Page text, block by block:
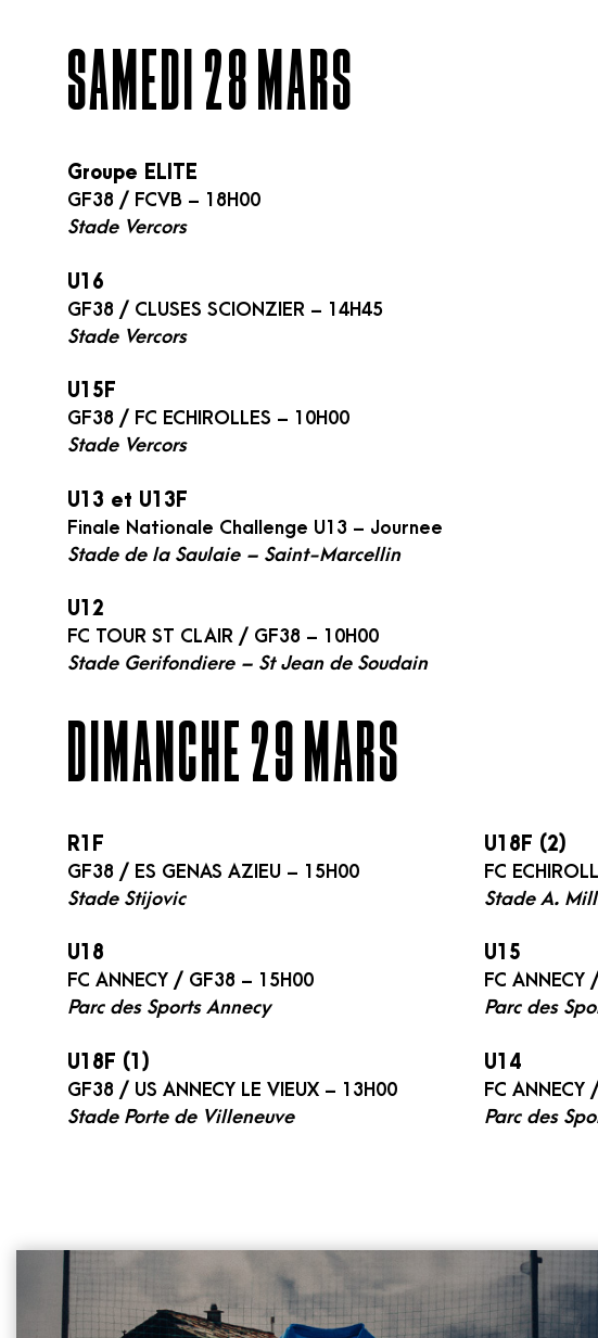
SAMEDI 28 MARS
Groupe ELITE
GF38 / FCVB – 18H00
Stade Vercors
U16
GF38 / CLUSES SCIONZIER – 14H45
Stade Vercors
U15F
GF38 / FC ECHIROLLES – 10H00
Stade Vercors
U13 et U13F
Finale Nationale Challenge U13 – Journee
Stade de la Saulaie – Saint-Marcellin
U12
FC TOUR ST CLAIR / GF38 – 10H00
Stade Gerifondiere – St Jean de Soudain
DIMANCHE 29 MARS
R1F
GF38 / ES GENAS AZIEU – 15H00
Stade Stijovic
U18
FC ANNECY / GF38 – 15H00
Parc des Sports Annecy
U18F (1)
GF38 / US ANNECY LE VIEUX – 13H00
Stade Porte de Villeneuve
U18F (2)
FC
Stade A.
U15
FC
Parc des
U14
FC
Parc des